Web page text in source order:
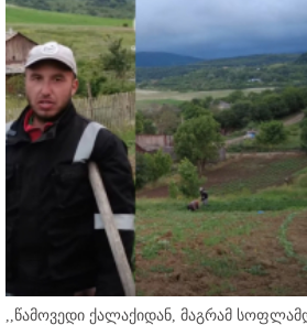
,,წამოვედი ქალაქიდან, მაგრამ